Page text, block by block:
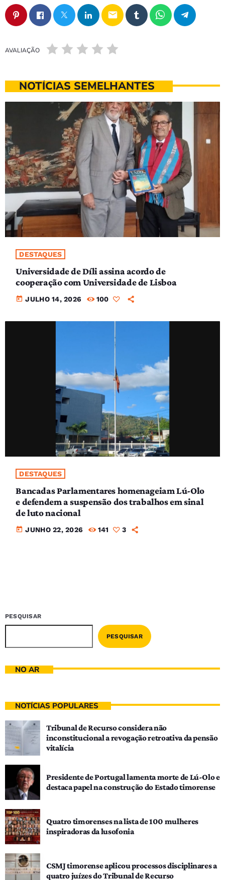
email
AVALIAÇÃO
NOTÍCIAS SEMELHANTES
DESTAQUES
Universidade de Díli assina acordo de
cooperação com Universidade de Lisboa
today JULHO 14, 2026 100
DESTAQUES
Bancadas Parlamentares homenageiam Lú-Olo
e defendem a suspensão dos trabalhos em sinal
de luto nacional
today JUNHO 22, 2026 141 3
PESQUISAR
PESQUISAR
NO AR
NOTÍCIAS POPULARES
Tribunal de Recurso considera não
inconstitucional a revogação retroativa da pensão
vitalícia
Presidente de Portugal lamenta morte de Lú-Olo e
destaca papel na construção do Estado timorense
Quatro timorenses na lista de 100 mulheres
inspiradoras da lusofonia
CSMJ timorense aplicou processos disciplinares a
quatro juízes do Tribunal de Recurso